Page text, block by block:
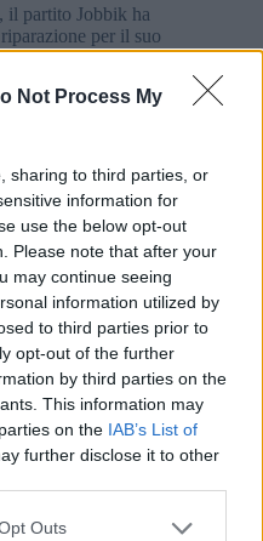
Not Process My
sharing to third parties, or
information for
use the below opt-out
Please note that after your
may continue seeing
information utilized by
to third parties prior to
opt-out of the further
by third parties on the
This information may
on the IAB’s List of
further disclose it to other
uses one or more Google
Outs
il partito Jobbik ha
per il suo
Judit Varga, ministro
di candidato
Parlamento europeo.
uniti al coro del
nelle campagne
di Endre K.
nel processo
riforme per garantire il
Democratica
inadatta alla
è tuttavia lenta e
iniziale è la
ha rilasciato una